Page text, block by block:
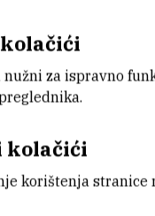
za ispravno
korištenja